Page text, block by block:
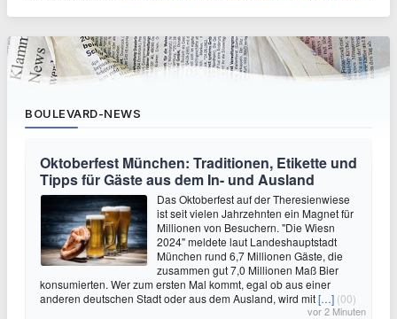
BOULEVARD-NEWS
Oktoberfest München: Traditionen, Etikette und
Tipps für Gäste aus dem In- und Ausland
Das Oktoberfest auf der Theresienwiese
ist seit vielen Jahrzehnten ein Magnet für
Millionen von Besuchern. "Die Wiesn
2024" meldete laut Landeshauptstadt
München rund 6,7 Millionen Gäste, die
zusammen gut 7,0 Millionen Maß Bier
konsumierten. Wer zum ersten Mal kommt, egal ob aus einer
anderen deutschen Stadt oder aus dem Ausland, wird mit[…] (00)
vor 2 Minuten